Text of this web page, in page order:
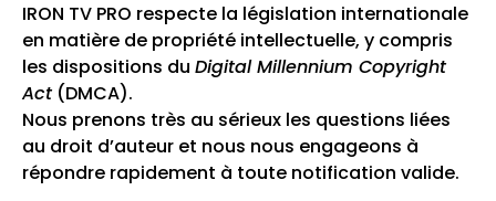
IRON TV PRO respecte la législation internationale
en matière de propriété intellectuelle, y compris
les dispositions du Digital Millennium Copyright
Act(DMCA).
Nous prenons très au sérieux les questions liées
au droit d’auteur et nous nous engageons à
répondre rapidement à toute notification valide.